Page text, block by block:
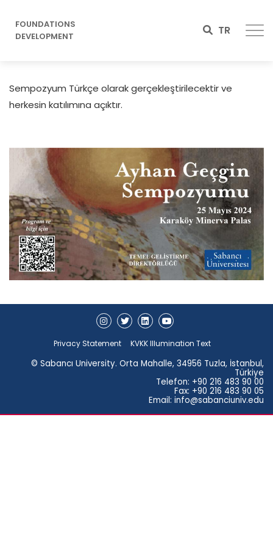
FOUNDATIONS
DEVELOPMENT
TR
Sempozyum Türkçe olarak gerçekleştirilecektir ve
herkesin katılımına açıktır.
Privacy Statement KVKK Illumination Text
© Sabancı University. Orta Mahalle, 34956 Tuzla, İstanbul,
Türkiye
Telefon: +90 216 483 90 00
Fax: +90 216 483 90 05
Email: info@sabanciuniv.edu